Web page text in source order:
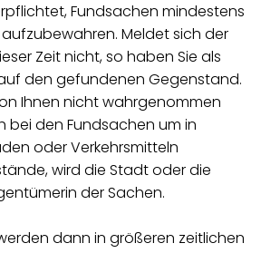
Fundsachen mindestens
Meldet sich der
Zeit nicht, so haben Sie als
den gefundenen Gegenstand.
Ihnen nicht wahrgenommen
bei den Fundsachen um in
oder Verkehrsmitteln
wird die Stadt oder die
der Sachen.
dann in größeren zeitlichen